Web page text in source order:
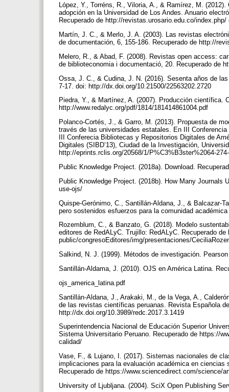
López, Y., Torréns, R., Viloria, A., & Ramírez, M.
adopción en la Universidad de Los Andes. Anuario
Recuperado de http://revistas.urosario.edu.co/
Martín, J. C., & Merlo, J. A. (2003). Las revistas
de documentación, 6, 155-186. Recuperado de http://
Melero, R., & Abad, F. (2008). Revistas open access:
de biblioteconomia i documentació, 20. Recuperado de
Ossa, J. C., & Cudina, J. N. (2016). Sesenta años de
7-17. doi: http://dx.doi.org/10.21500/22563202.2720
Piedra, Y., & Martínez, A. (2007). Producción científica.
http://www.redalyc.org/pdf/1814/181414861004.pdf
Polanco-Cortés, J., & Garro, M. (2013). Propuesta de
través de las universidades estatales. En III
III Conferecia Bibliotecas y Repositorios Digitales de
Digitales (SIBD’13), Ciudad de la Investigación,
http://eprints.rclis.org/20568/1/P%C3%B3ster%2064-
Public Knowledge Project. (2018a). Download.
Public Knowledge Project. (2018b). How Many Journals
use-ojs/
Quispe-Gerónimo, C., Santillán-Aldana, J., & Balcazar-
pero sostenidos esfuerzos para la comunidad
Rozemblum, C., & Banzato, G. (2018). Modelo
editores de RedALyC. Trujillo: RedALyC. Recuperado
public/congresoEditores/img/presentaciones/
Salkind, N. J. (1999). Métodos de investigación.
Santillán-Aldama, J. (2010). OJS en América Latina.
ojs_america_latina.pdf
Santillán-Aldana, J., Arakaki, M., de la Vega, A.,
de las revistas científicas peruanas. Revista Española
http://dx.doi.org/10.3989/redc.2017.3.1419
Superintendencia Nacional de Educación Superior
Sistema Universitario Peruano. Recuperado de https://
calidad/
Vase, F., & Lujano, I. (2017). Sistemas nacionales de
implicaciones para la evaluación académica en
Recuperado de https://www.sciencedirect.com/science/
University of Ljubljana. (2004). SciX Open Publishing